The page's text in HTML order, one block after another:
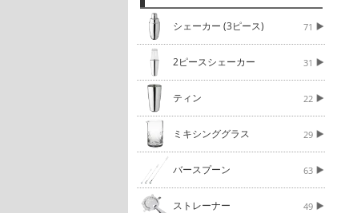
シェーカー (3ピース) 71
2ピースシェーカー 31
ティン 22
ミキシンググラス 29
バースプーン 63
ストレーナー 49